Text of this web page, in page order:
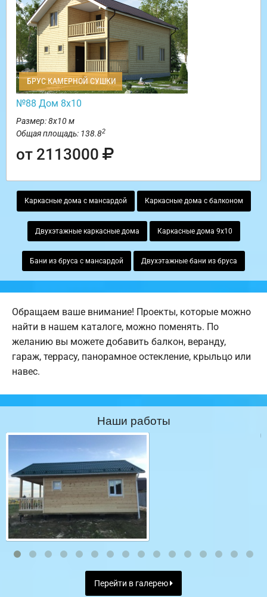
БРУС КАМЕРНОЙ СУШКИ
№88 Дом 8х10
Размер: 8х10 м
Общая площадь: 138.82
от 2113000
Каркасные дома с мансардой Каркасные дома с балконом
Двухэтажные каркасные дома Каркасные дома 9х10
Бани из бруса с мансардой Двухэтажные бани из бруса
Обращаем ваше внимание! Проекты, которые можно
найти в нашем каталоге, можно поменять. По
желанию вы можете добавить балкон, веранду,
гараж, террасу, панорамное остекление, крыльцо или
навес.
Наши работы
Перейти в галерею